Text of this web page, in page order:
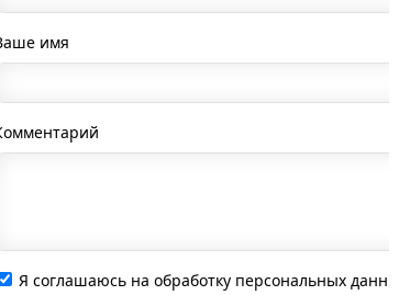
имя
Я соглашаюсь на обработку персональных данных